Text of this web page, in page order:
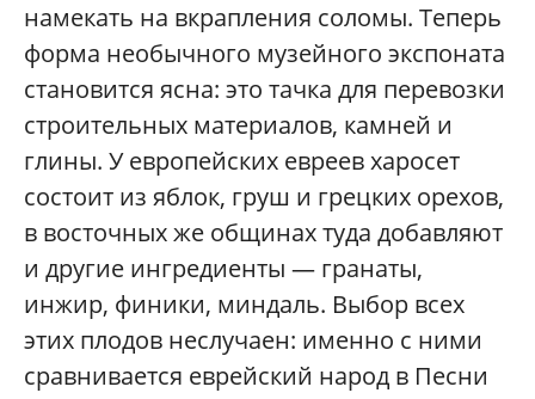
намекать на вкрапления соломы. Теперь
форма необычного музейного экспоната
становится ясна: это тачка для перевозки
строительных материалов, камней и
глины. У европейских евреев харосет
состоит из яблок, груш и грецких орехов,
в восточных же общинах туда добавляют
и другие ингредиенты — гранаты,
инжир, финики, миндаль. Выбор всех
этих плодов неслучаен: именно с ними
сравнивается еврейский народ в Песни